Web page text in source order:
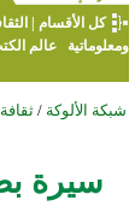
كل الأقسام
ومعلوماتية
عالم
شبكة الألوكة /
سيرة